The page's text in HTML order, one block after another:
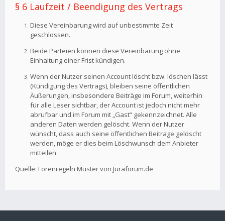
§ 6 Laufzeit / Beendigung des Vertrags
Diese Vereinbarung wird auf unbestimmte Zeit
geschlossen.
Beide Parteien können diese Vereinbarung ohne
Einhaltung einer Frist kündigen.
Wenn der Nutzer seinen Account löscht bzw. löschen lässt
(Kündigung des Vertrags), bleiben seine öffentlichen
Äußerungen, insbesondere Beiträge im Forum, weiterhin
für alle Leser sichtbar, der Account ist jedoch nicht mehr
abrufbar und im Forum mit „Gast“ gekennzeichnet. Alle
anderen Daten werden gelöscht. Wenn der Nutzer
wünscht, dass auch seine öffentlichen Beiträge gelöscht
werden, möge er dies beim Löschwunsch dem Anbieter
mitteilen.
Quelle: Forenregeln Muster von Juraforum.de